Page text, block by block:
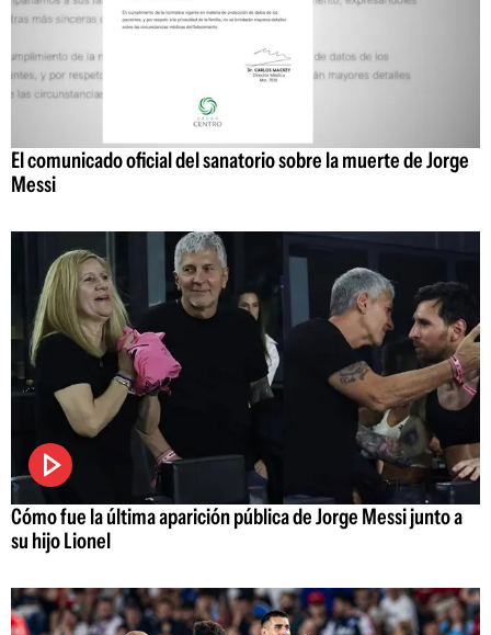
El comunicado oficial del sanatorio sobre la muerte de Jorge
Messi
Cómo fue la última aparición pública de Jorge Messi junto a
su hijo Lionel